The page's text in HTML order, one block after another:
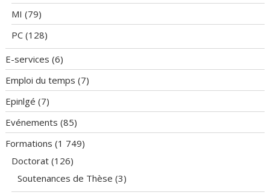
MI (79)
PC (128)
E-services (6)
Emploi du temps (7)
Epinlgé (7)
Evénements (85)
Formations (1 749)
Doctorat (126)
Soutenances de Thèse (3)